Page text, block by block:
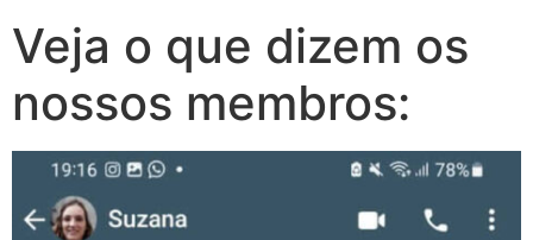
Veja o que dizem os
nossos membros: